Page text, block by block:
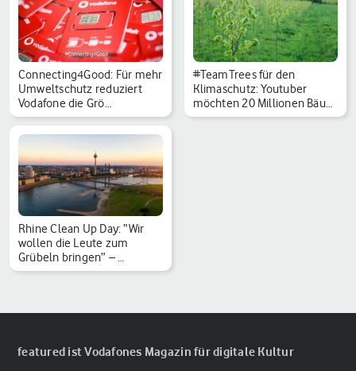
Connecting4Good: Für mehr
Umweltschutz reduziert
Vodafone die Grö…
#TeamTrees für den
Klimaschutz: Youtuber
möchten 20 Millionen Bäu…
Rhine Clean Up Day: “Wir
wollen die Leute zum
Grübeln bringen” – …
featured ist Vodafones Magazin für digitale Kultur